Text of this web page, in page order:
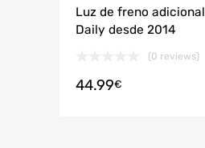
Luz de freno
Daily desde 2014
(0 reviews)
44.99€